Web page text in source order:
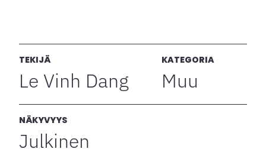
TEKIJÄ
Le Vinh Dang
KATEGORIA
Muu
NÄKYVYYS
Julkinen